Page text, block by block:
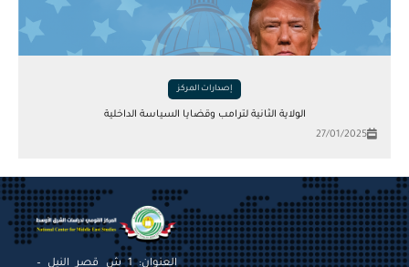
إصدارات المركز
الولاية الثانية لترامب وقضايا السياسة الداخلية
27/01/2025
العنوان: 1 ش قصر النيل –